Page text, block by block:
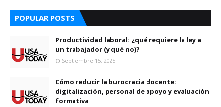
POPULAR POSTS
Productividad laboral: ¿qué requiere la ley a
un trabajador (y qué no)?
Septiembre 15, 2025
Cómo reducir la burocracia docente:
digitalización, personal de apoyo y evaluación
formativa